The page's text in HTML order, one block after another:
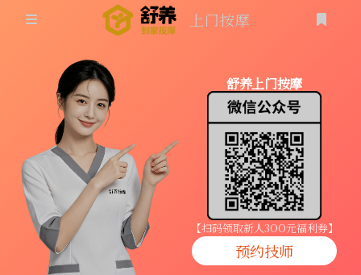
同城按摩
上门按摩
养生按摩
技师入驻
商家入驻
上门按摩
登录
舒养上门按摩
【扫码领取新人3OO元福利券】
预约技师